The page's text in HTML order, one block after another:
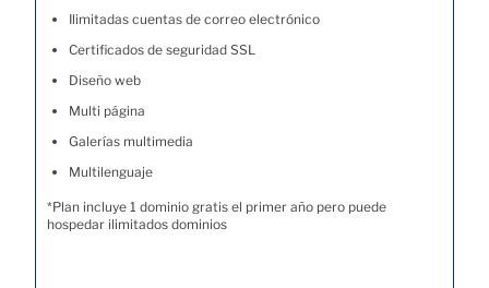
Ilimitadas cuentas de correo electrónico
Certificados de seguridad SSL
Diseño web
Multi página
Galerías multimedia
Multilenguaje
*Plan incluye 1 dominio gratis el primer año pero puede
hospedar ilimitados dominios